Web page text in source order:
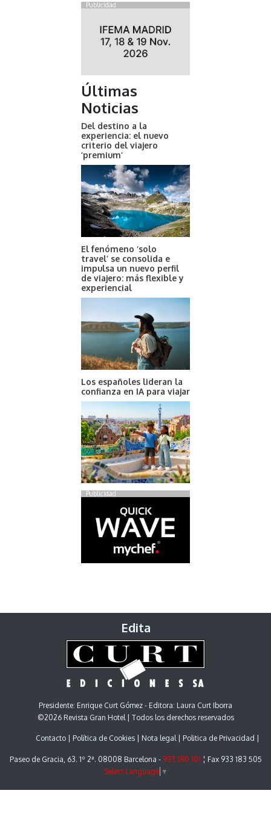
Publicidad
Últimas
Noticias
Del destino a la
experiencia: el nuevo
criterio del viajero
‘premium’
El fenómeno ‘solo
travel’ se consolida e
impulsa un nuevo perfil
de viajero: más flexible y
experiencial
Los españoles lideran la
confianza en IA para viajar
Publicidad
Edita
Presidente: Enrique Curt Gómez - Editora: Laura Curt Iborra
©2026 Revista Gran Hotel | Todos los derechos reservados
Contacto Política de Cookies Nota legal Politica de Privacidad
Paseo de Gracia, 63. 1º 2ª. 08008 Barcelona - 933 180 101 ¦ Fax 933 183 505
Select Language ▼